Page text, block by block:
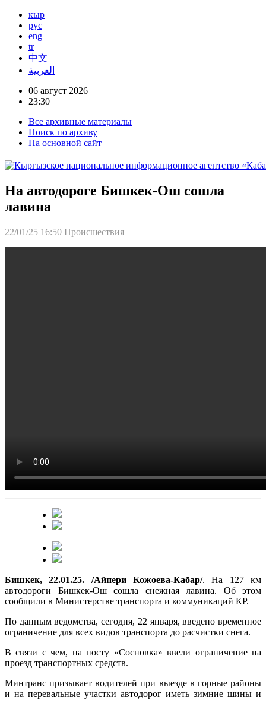
кыр
рус
eng
tr
中文
العربية
06 август 2026
23:30
Все архивные материалы
Поиск по архиву
На основной сайт
На автодороге Бишкек-Ош сошла
лавина
22/01/25 16:50 Происшествия
Бишкек, 22.01.25. /Айпери Кожоева-Кабар/. На 127 км
автодороги Бишкек-Ош сошла снежная лавина. Об этом
сообщили в Министерстве транспорта и коммуникаций КР.
По данным ведомства, сегодня, 22 января, введено временное
ограничение для всех видов транспорта до расчистки снега.
В связи с чем, на посту «Сосновка» ввели ограничение на
проезд транспортных средств.
Минтранс призывает водителей при выезде в горные районы
и на перевальные участки автодорог иметь зимние шины и